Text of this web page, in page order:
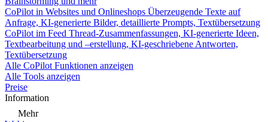
CoPilot in Websites und Onlineshops Überzeugende Texte auf
Anfrage, KI-generierte Bilder, detaillierte Prompts, Textübersetzung
CoPilot im Feed Thread-Zusammenfassungen, KI-generierte Ideen,
Textbearbeitung und –erstellung, KI-geschriebene Antworten,
Textübersetzung
Alle CoPilot Funktionen anzeigen
Alle Tools anzeigen
Preise
Information
Mehr